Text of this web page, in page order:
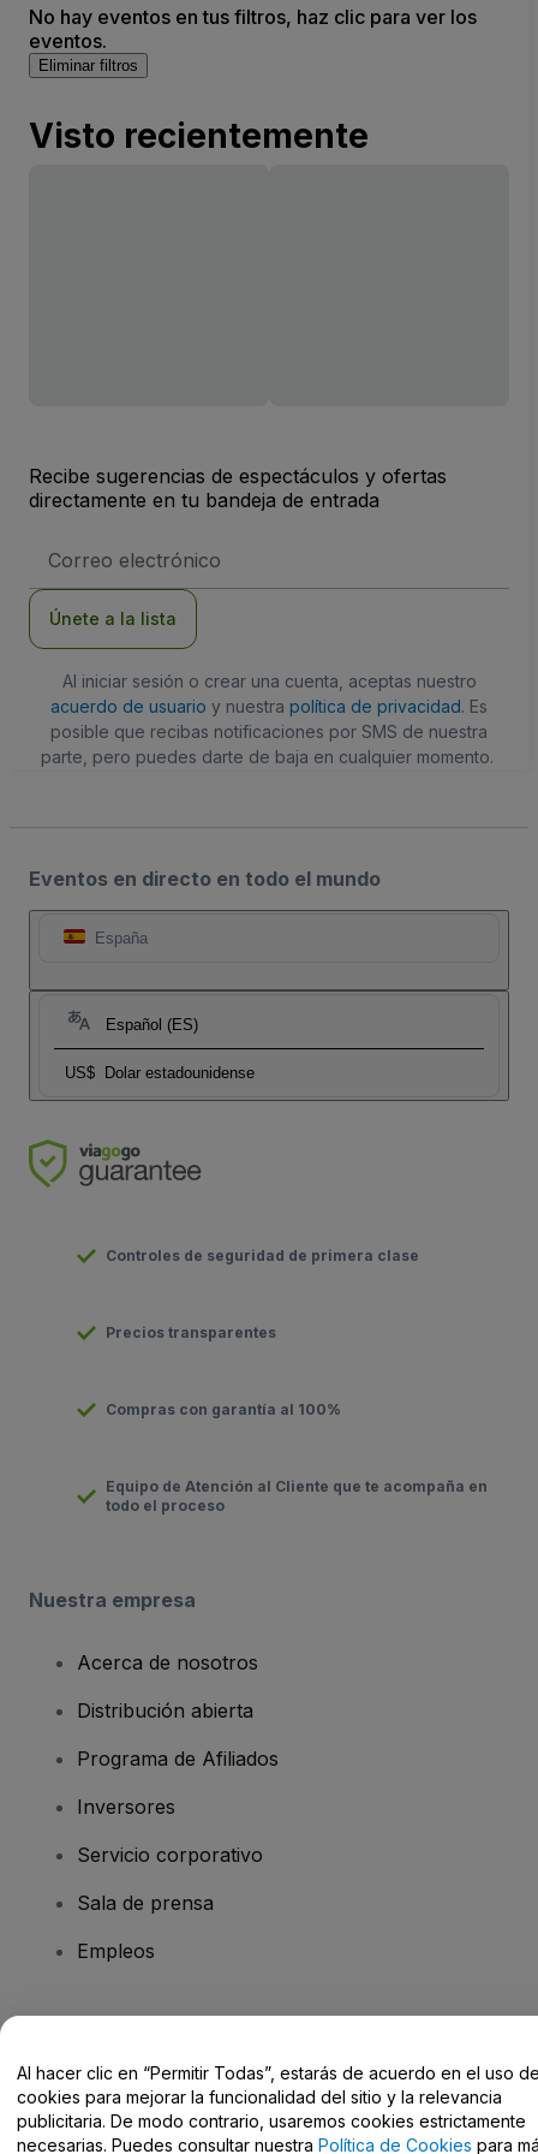
No hay eventos en tus filtros, haz clic para ver los
eventos.
Eliminar filtros
Visto recientemente
Recibe sugerencias de espectáculos y ofertas
directamente en tu bandeja de entrada
de
Únete a la lista
Al iniciar sesión o crear una cuenta, aceptas nuestro
acuerdo de usuario y nuestra política de privacidad. Es
posible que recibas notificaciones por SMS de nuestra
parte, pero puedes darte de baja en cualquier momento.
Eventos en directo en todo el mundo
España
Español (ES)
US$ Dolar estadounidense
Controles de seguridad de primera clase
Precios transparentes
Compras con garantía al 100%
Equipo de Atención al Cliente que te acompaña en
todo el proceso
Nuestra empresa
Acerca de nosotros
Distribución abierta
Programa de Afiliados
Inversores
Servicio corporativo
Sala de prensa
Empleos
Centro de Ayuda / Contacto
Al hacer clic en “Permitir Todas”, estarás de acuerdo en el uso
cookies para mejorar la funcionalidad del sitio y la relevancia
publicitaria. De modo contrario, usaremos cookies estrictamente
necesarias. Puedes consultar nuestra Política de Cookies para